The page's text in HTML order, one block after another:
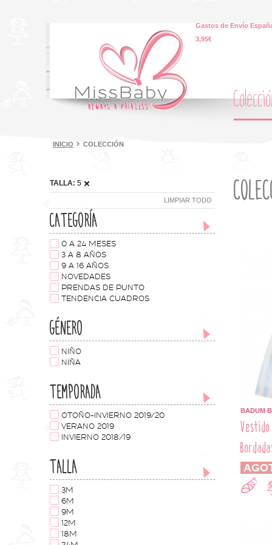
Gastos de Envío
3,95€
INICIO COLECCIÓN
TALLA: 5
LIMPIAR TODO
CATEGORÍA
0 A 24 MESES
3 A 8 AÑOS
9 A 16 AÑOS
NOVEDADES
PRENDAS DE PUNTO
TENDENCIA CUADROS
GÉNERO
NIÑO
NIÑA
TEMPORADA
OTOÑO-INVIERNO 2019/20
VERANO 2019
INVIERNO 2018/19
TALLA
3M
6M
9M
12M
18M
BADUM